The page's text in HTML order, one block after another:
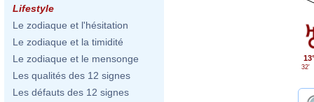
Lifestyle
Le zodiaque et l'hésitation
Le zodiaque et la timidité
Le zodiaque et le mensonge
Les qualités des 12 signes
Les défauts des 12 signes
13°
32'